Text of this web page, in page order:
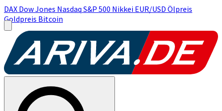
DAX Dow Jones Nasdaq S&P 500 Nikkei EUR/USD Ölpreis
Goldpreis Bitcoin